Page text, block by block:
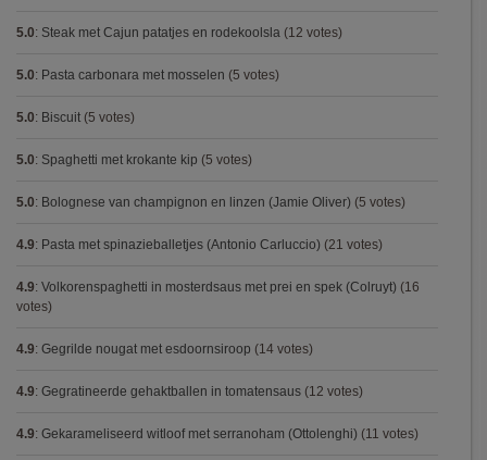
5.0: Steak met Cajun patatjes en rodekoolsla (12 votes)
5.0: Pasta carbonara met mosselen (5 votes)
5.0: Biscuit (5 votes)
5.0: Spaghetti met krokante kip (5 votes)
5.0: Bolognese van champignon en linzen (Jamie Oliver) (5 votes)
4.9: Pasta met spinazieballetjes (Antonio Carluccio) (21 votes)
4.9: Volkorenspaghetti in mosterdsaus met prei en spek (Colruyt) (16
votes)
4.9: Gegrilde nougat met esdoornsiroop (14 votes)
4.9: Gegratineerde gehaktballen in tomatensaus (12 votes)
4.9: Gekarameliseerd witloof met serranoham (Ottolenghi) (11 votes)